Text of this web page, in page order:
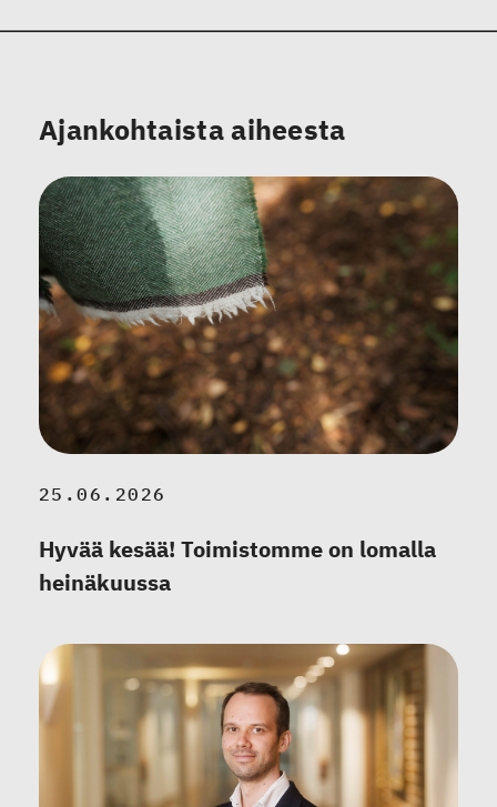
Ajankohtaista aiheesta
25.06.2026
Hyvää kesää! Toimistomme on lomalla
heinäkuussa